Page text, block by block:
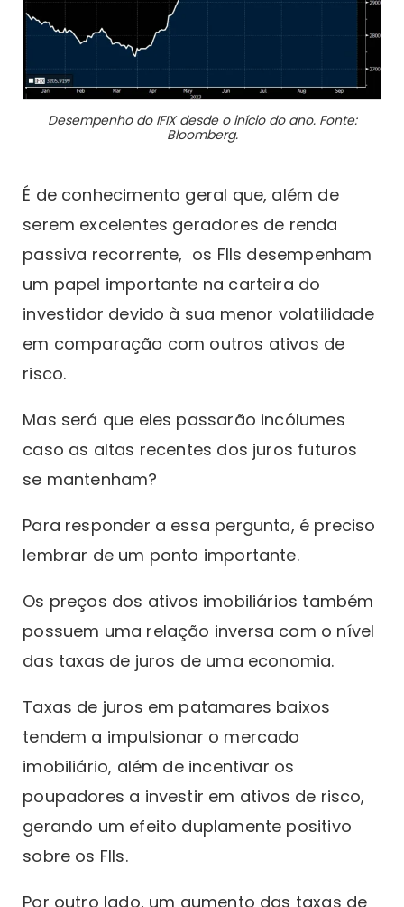
Desempenho do IFIX desde o início do ano. Fonte:
Bloomberg.
É de conhecimento geral que, além de
serem excelentes geradores de renda
passiva recorrente, os FIIs desempenham
um papel importante na carteira do
investidor devido à sua menor volatilidade
em comparação com outros ativos de
risco.
Mas será que eles passarão incólumes
caso as altas recentes dos juros futuros
se mantenham?
Para responder a essa pergunta, é preciso
lembrar de um ponto importante.
Os preços dos ativos imobiliários também
possuem uma relação inversa com o nível
das taxas de juros de uma economia.
Taxas de juros em patamares baixos
tendem a impulsionar o mercado
imobiliário, além de incentivar os
poupadores a investir em ativos de risco,
gerando um efeito duplamente positivo
sobre os FIIs.
Por outro lado, um aumento das taxas de